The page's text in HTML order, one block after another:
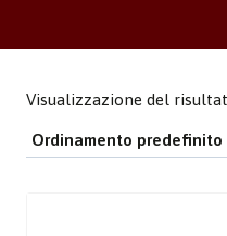
Visualizzazione del